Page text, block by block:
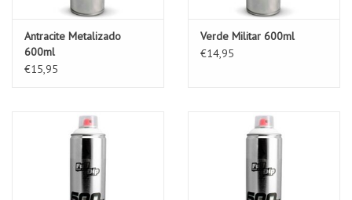
Antracite Metalizado
600ml
€15,95
Verde Militar 600ml
€14,95